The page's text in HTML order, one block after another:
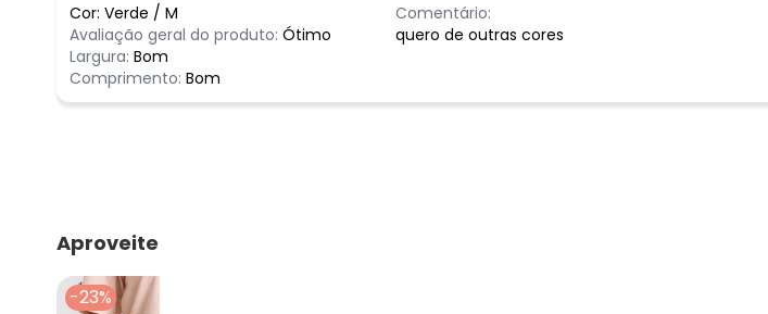
Cor: Verde / M
Avaliação geral do produto: Ótimo
Largura: Bom
Comprimento: Bom
Comentário:
quero de outras cores
Aproveite e compre junto
-23%